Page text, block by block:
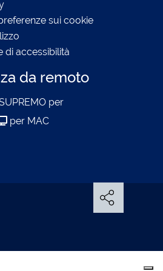
sui cookie
di accessibilità
da remoto
per
per MAC